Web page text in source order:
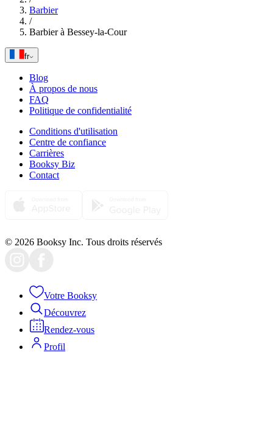
Barbier
/
Barbier à Bessey-la-Cour
fr
Blog
À propos de nous
FAQ
Politique de confidentialité
Conditions d'utilisation
Centre de confiance
Carrières
Booksy Biz
Contact
© 2026 Booksy Inc. Tous droits réservés
Votre Booksy
Découvrez
Rendez-vous
Profil